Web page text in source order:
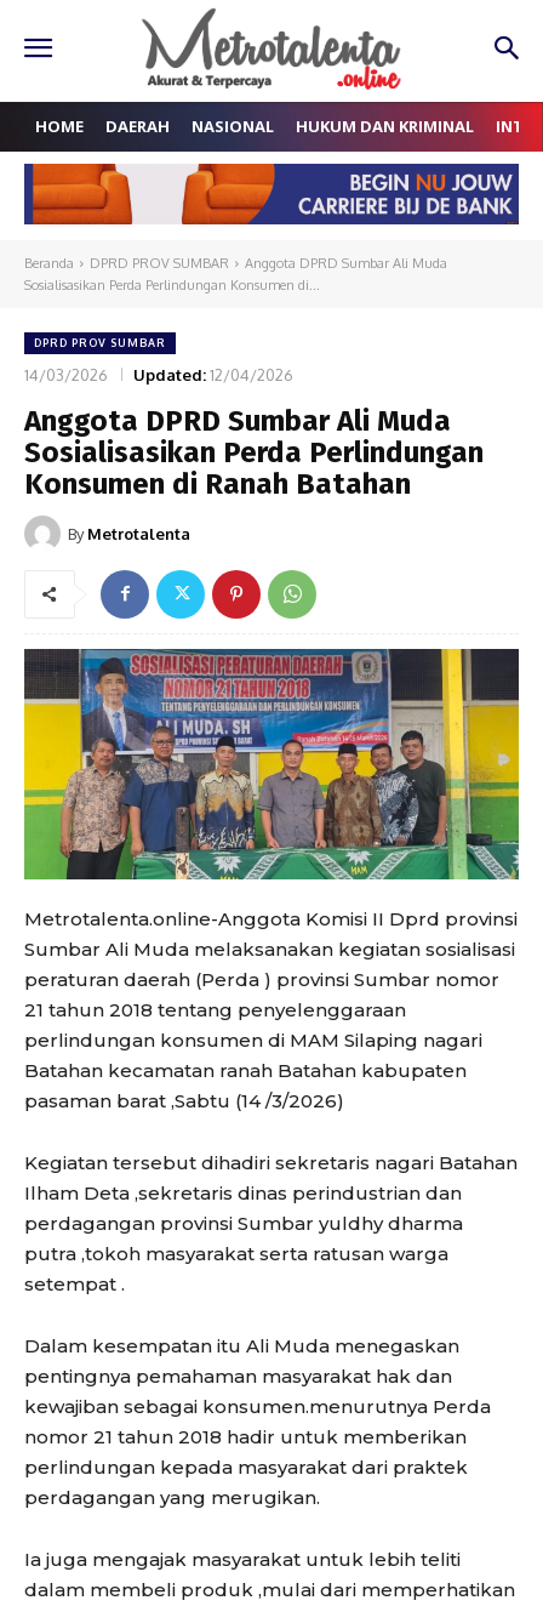
HOME DAERAH NASIONAL HUKUM DAN KRIMINAL
Beranda DPRD PROV SUMBAR
Anggota DPRD Sumbar Ali Muda
Sosialisasikan Perda Perlindungan Konsumen di...
DPRD PROV SUMBAR
14/03/2026 Updated:12/04/2026
Anggota DPRD Sumbar Ali Muda
Sosialisasikan Perda Perlindungan
Konsumen di Ranah Batahan
By Metrotalenta
Metrotalenta.online-Anggota Komisi II Dprd provinsi
Sumbar Ali Muda melaksanakan kegiatan sosialisasi
peraturan daerah (Perda ) provinsi Sumbar nomor
21 tahun 2018 tentang penyelenggaraan
perlindungan konsumen di MAM Silaping nagari
Batahan kecamatan ranah Batahan kabupaten
pasaman barat ,Sabtu (14 /3/2026)
Kegiatan tersebut dihadiri sekretaris nagari Batahan
Ilham Deta ,sekretaris dinas perindustrian dan
perdagangan provinsi Sumbar yuldhy dharma
putra ,tokoh masyarakat serta ratusan warga
setempat .
Dalam kesempatan itu Ali Muda menegaskan
pentingnya pemahaman masyarakat hak dan
kewajiban sebagai konsumen.menurutnya Perda
nomor 21 tahun 2018 hadir untuk memberikan
perlindungan kepada masyarakat dari praktek
perdagangan yang merugikan.
Ia juga mengajak masyarakat untuk lebih teliti
dalam membeli produk ,mulai dari memperhatikan